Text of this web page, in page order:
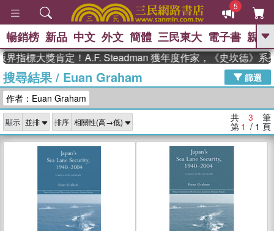
5
GO
熱搜： 高希均教授回憶錄
、 The Odyssey 、 父親節 、 如果歷
獎 臺灣漫遊錄 、 方念華 、 台灣的李
登輝時代
數學女孩：黎曼猜想 、
偉大的迷走神經
暢銷榜 新品 中文 外文 簡體 三民東大 電子書 親子
指標大獎肯定！A.F. Steadman 獲年度作家，《史坎德》系
搜尋結果/ Euan Graham
篩選
作者：Euan Graham
顯示 排序 共 3 筆
第 1 / 1 頁